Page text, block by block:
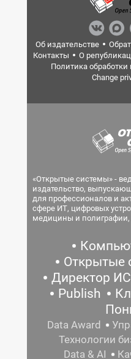
Об издательстве
Контакты
О
Политика
Change
«Открытые системы» -
издательство,
для профессионалов и
сфере ИТ, цифровых
медицины и
Открытые
Директор ИС
Publish
Data Award
Технологии
Data & AI